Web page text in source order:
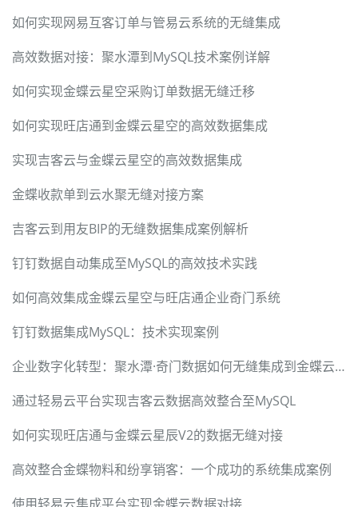
如何实现网易互客订单与管易云系统的无缝集成
高效数据对接：聚水潭到MySQL技术案例详解
如何实现金蝶云星空采购订单数据无缝迁移
如何实现旺店通到金蝶云星空的高效数据集成
实现吉客云与金蝶云星空的高效数据集成
金蝶收款单到云水聚无缝对接方案
吉客云到用友BIP的无缝数据集成案例解析
钉钉数据自动集成至MySQL的高效技术实践
如何高效集成金蝶云星空与旺店通企业奇门系统
钉钉数据集成MySQL：技术实现案例
企业数字化转型：聚水潭·奇门数据如何无缝集成到金蝶云星空
通过轻易云平台实现吉客云数据高效整合至MySQL
如何实现旺店通与金蝶云星辰V2的数据无缝对接
高效整合金蝶物料和纷享销客：一个成功的系统集成案例
使用轻易云集成平台实现金蝶云数据对接